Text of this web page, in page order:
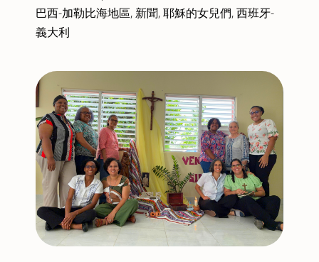
巴西-加勒比海地區,新聞,耶穌的女兒們,西班牙-
義大利